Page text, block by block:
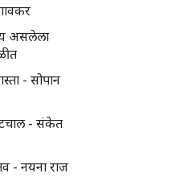
असलेला
- सोपान
- संकेत
- नयना राज